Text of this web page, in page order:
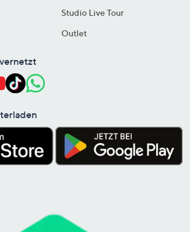
Studio Live Tour
Outlet